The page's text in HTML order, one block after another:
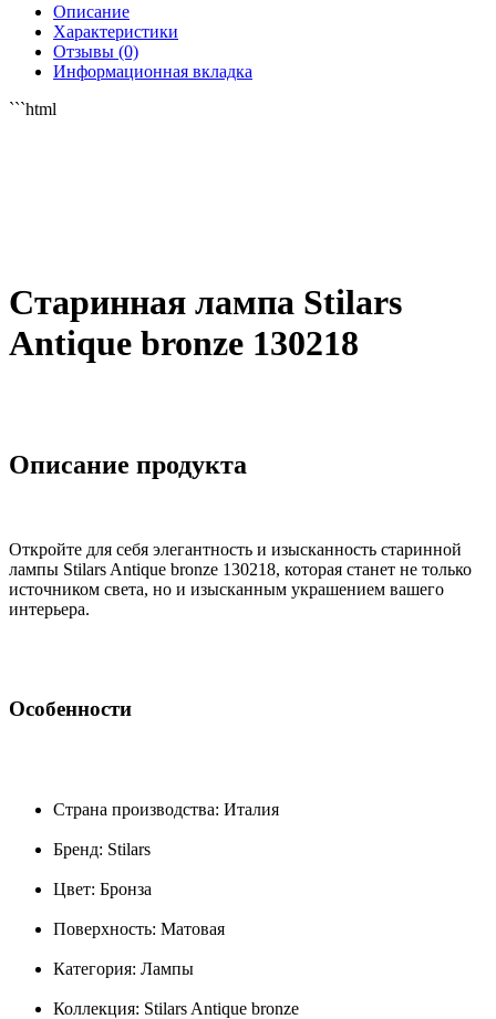
Описание
Характеристики
Отзывы (0)
Информационная вкладка
```html
Старинная лампа Stilars
Antique bronze 130218
Описание продукта
Откройте для себя элегантность и изысканность старинной
лампы Stilars Antique bronze 130218, которая станет не только
источником света, но и изысканным украшением вашего
интерьера.
Особенности
Страна производства: Италия
Бренд: Stilars
Цвет: Бронза
Поверхность: Матовая
Категория: Лампы
Коллекция: Stilars Antique bronze